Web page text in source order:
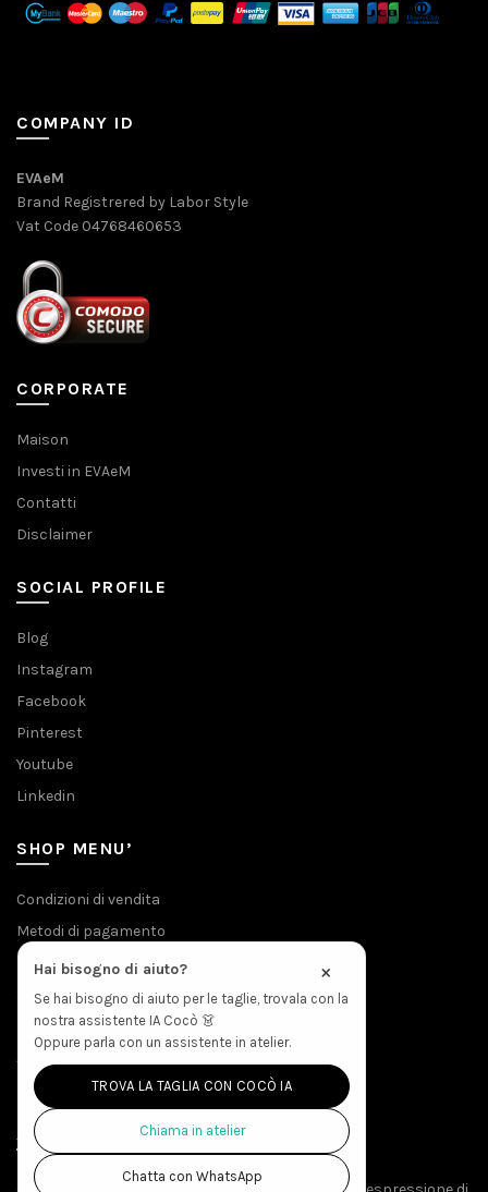
COMPANY ID
EVAeM
Brand Registrered by Labor Style
Vat Code 04768460653
CORPORATE
Maison
Investi in EVAeM
Contatti
Disclaimer
SOCIAL PROFILE
Blog
Instagram
Facebook
Pinterest
Youtube
Linkedin
SHOP MENU’
Condizioni di vendita
Metodi di pagamento
Privacy & Cookies
Spedizioni
Politica Resi
Accesso Produzione
ABOUT THE STORE
×
Hai bisogno di aiuto?
Se hai bisogno di aiuto per le taglie, trovala con la
nostra assistente IA Cocò 👗
Oppure parla con un assistente in atelier.
TROVA LA TAGLIA CON COCÒ IA
Chiama in atelier
Chatta con WhatsApp